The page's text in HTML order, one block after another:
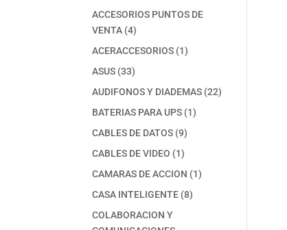
productos
ACCESORIOS PUNTOS DE
VENTA 44
productos
ACERACCESORIOS 11
ASUS 3333
productos
AUDIFONOS Y DIADEMAS 2222
BATERIAS PARA UPS 11
CABLES DE DATOS 99
CABLES DE VIDEO 11
producto
CAMARAS DE ACCION 11
CASA INTELIGENTE 88
COLABORACION Y